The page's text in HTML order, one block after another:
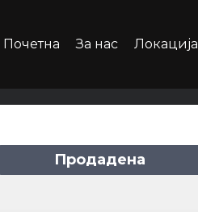
Почетна За нас Локација
Продадена